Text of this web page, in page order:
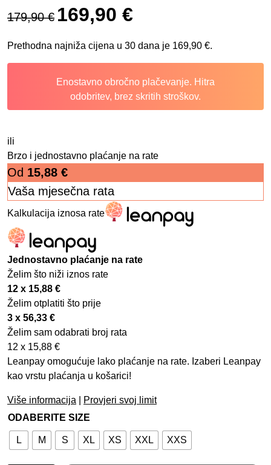
179,90€
Izvorna cijena bila je: 179,90 €.
169,90 €
Prethodna najniža cijena u 30 dana je 169,90 €.
Enostavno obročno plačevanje. Hitra
odobritev, brez skritih stroškov.
ili
Brzo i jednostavno plaćanje na rate
Od 15,88 €
Vaša mjesečna rata
Kalkulacija iznosa rate
Jednostavno plaćanje na rate
Želim što niži iznos rate
12 x 15,88 €
Želim otplatiti što prije
3 x 56,33 €
Želim sam odabrati broj rata
12 x 15,88 €
Leanpay omogućuje lako plaćanje na rate. Izaberi Leanpay
kao vrstu plaćanja u košarici!
Više informacija
Provjeri svoj limit
ODABERITE SIZE
L M S XL XS XXL XXS